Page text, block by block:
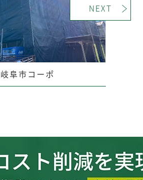
NEXT ＞
岐阜市コーポ